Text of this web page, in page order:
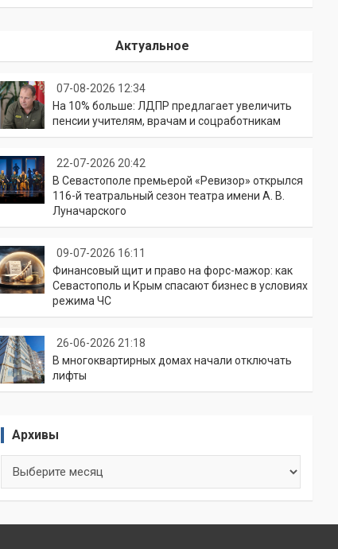
Актуальное
07-08-2026 12:34
На 10% больше: ЛДПР предлагает увеличить
пенсии учителям, врачам и соцработникам
22-07-2026 20:42
В Севастополе премьерой «Ревизор» открылся
116-й театральный сезон театра имени А. В.
Луначарского
09-07-2026 16:11
Финансовый щит и право на форс-мажор: как
Севастополь и Крым спасают бизнес в условиях
режима ЧС
26-06-2026 21:18
В многоквартирных домах начали отключать
лифты
Архивы